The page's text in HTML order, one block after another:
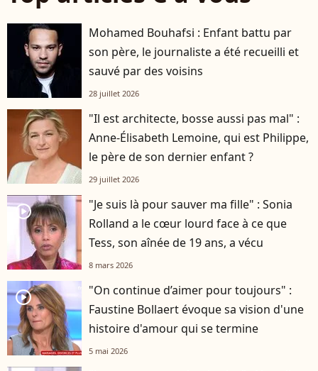
Mohamed Bouhafsi : Enfant battu par
son père, le journaliste a été recueilli et
sauvé par des voisins
28 juillet 2026
"Il est architecte, bosse aussi pas mal" :
Anne-Élisabeth Lemoine, qui est Philippe,
le père de son dernier enfant ?
29 juillet 2026
player2
"Je suis là pour sauver ma fille" : Sonia
Rolland a le cœur lourd face à ce que
Tess, son aînée de 19 ans, a vécu
8 mars 2026
player2
"On continue d’aimer pour toujours" :
Faustine Bollaert évoque sa vision d'une
histoire d'amour qui se termine
5 mai 2026